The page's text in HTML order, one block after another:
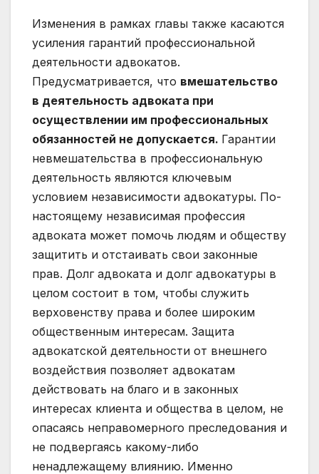
Изменения в рамках главы также касаются
усиления гарантий профессиональной
деятельности адвокатов.
Предусматривается, что вмешательство
в деятельность адвоката при
осуществлении им профессиональных
обязанностей не допускается. Гарантии
невмешательства в профессиональную
деятельность являются ключевым
условием независимости адвокатуры. По-
настоящему независимая профессия
адвоката может помочь людям и обществу
защитить и отстаивать свои законные
прав. Долг адвоката и долг адвокатуры в
целом состоит в том, чтобы служить
верховенству права и более широким
общественным интересам. Защита
адвокатской деятельности от внешнего
воздействия позволяет адвокатам
действовать на благо и в законных
интересах клиента и общества в целом, не
опасаясь неправомерного преследования и
не подвергаясь какому-либо
ненадлежащему влиянию. Именно